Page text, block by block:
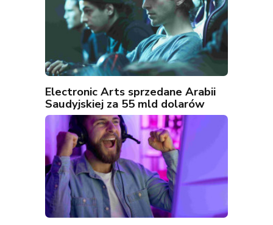
Electronic Arts sprzedane Arabii
Saudyjskiej za 55 mld dolarów